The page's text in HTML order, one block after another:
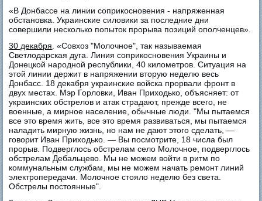
«В Донбассе на линии соприкосновения - напряженная
обстановка. Украинские силовики за последние дни
совершили несколько попыток прорыва позиций ополченцев».
30 декабря. «Совхоз "Молочное", так называемая
Светлодарская дуга. Линия соприкосновения Украины и
Донецкой народной республики, 40 километров. Ситуация на
этой линии держит в напряжении вторую неделю весь
Донбасс. 18 декабря украинские войска прорвали фронт в
двух местах. Мэр Горловки, Иван Приходько, объясняет: от
украинских обстрелов и атак страдают, прежде всего, не
военные, а мирное население, обычные люди. "Мы пытаемся
все это время жить, все это время развиваться, мы пытаемся
наладить мирную жизнь, но нам не дают этого сделать, —
говорит Иван Приходько. — Вы посмотрите, 18 числа был
прорыв. Подверглось обстрелам село Молочное, подверглось
обстрелам Дебальцево. Мы не можем войти в ритм по
коммунальным службам, мы не можем начать ремонт линий
электропередачи. Молочное стояло неделю без света.
Обстрелы постоянные".